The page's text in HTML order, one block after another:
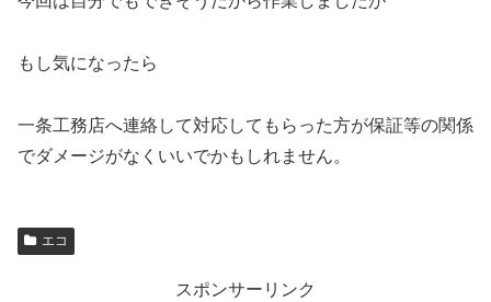
もし気になったら
一条工務店へ連絡して対応してもらった方が保証等の関係
でダメージがなくいいでかもしれません。
エコ
スポンサーリンク